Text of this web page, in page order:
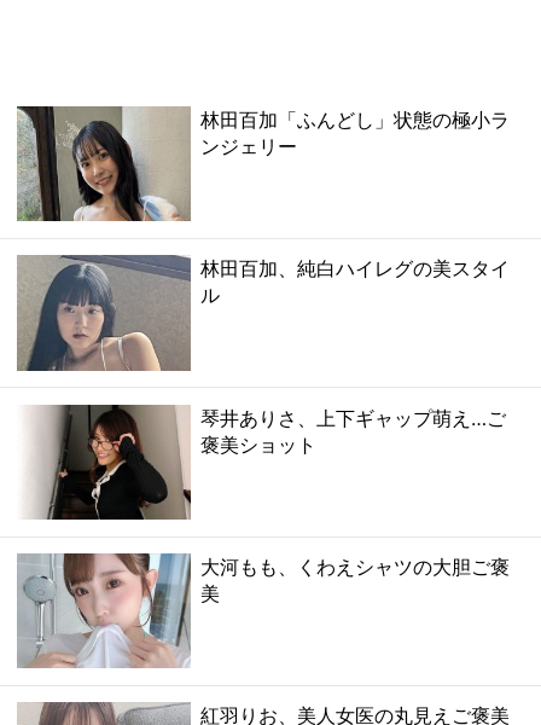
林田百加「ふんどし」状態の極小ラ
ンジェリー
林田百加、純白ハイレグの美スタイ
ル
琴井ありさ、上下ギャップ萌え…ご
褒美ショット
大河もも、くわえシャツの大胆ご褒
美
紅羽りお、美人女医の丸見えご褒美